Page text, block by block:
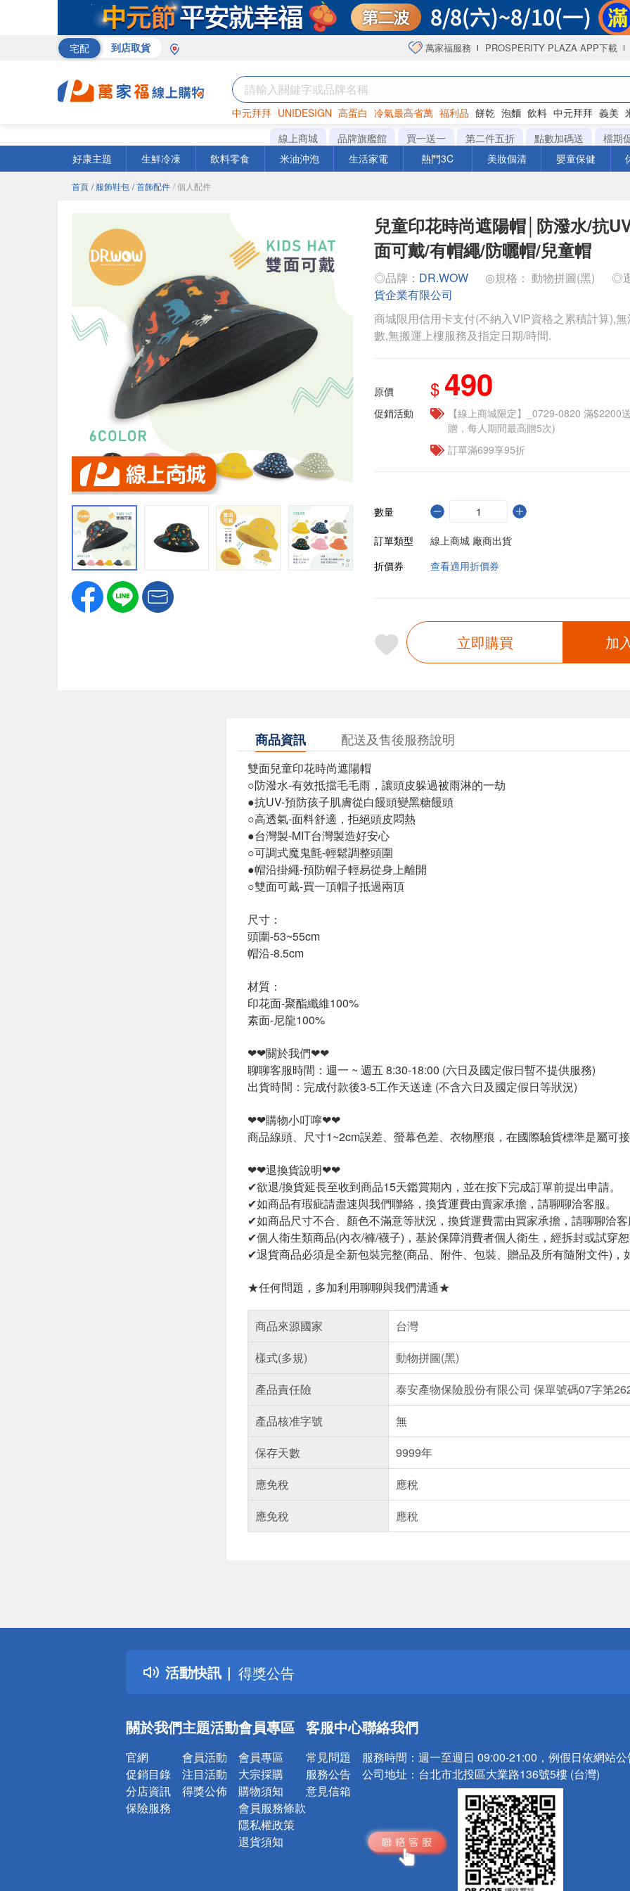
宅配 到店取貨 萬家福服務 PROSPERITY PLAZA APP下載
中元拜拜 UNIDESIGN 高蛋白 冷氣最高省萬 福利品 餅乾 泡麵 飲料 中元拜拜 義美
罐頭 咖啡 海苔
線上商城 品牌旗艦館 買一送一 第二件五折 點數加碼送
檔期
好康主題
生鮮冷凍 飲料零食 米油沖泡 生活家電 熱門3C 美妝個清 嬰童保健
首頁 / 服飾鞋包 / 首飾配件 / 個人配件
兒童印花時尚遮陽帽│防潑水/抗
面可戴/有帽繩/防曬帽/兒童帽
◎品牌： DR.WOW ◎規格： 動物拼圖(黑)
◎
貨企業有限公司
商城限用信用卡支付(不納入VIP資格之累積計算),
數,無搬運上樓服務及指定日期/時間.
原價 $ 490
促銷活動
【線上商城限定】_0729-0820 滿$2200
贈，每人期間最高贈5次)
訂單滿699享95折
數量
訂單類型
線上商城 廠商出貨
折價券
查看適用折價券
立即購買 加
商品資訊 配送及售後服務說明
雙面兒童印花時尚遮陽帽
○防潑水-有效抵擋毛毛雨，讓頭皮躲過被雨淋的一劫
●抗UV-預防孩子肌膚從白饅頭變黑糖饅頭
○高透氣-面料舒適，拒絕頭皮悶熱
●台灣製-MIT台灣製造好安心
○可調式魔鬼氈-輕鬆調整頭圍
●帽沿掛繩-預防帽子輕易從身上離開
○雙面可戴-買一頂帽子抵過兩頂
尺寸：
頭圍-53~55cm
帽沿-8.5cm
材質：
印花面-聚酯纖維100%
素面-尼龍100%
❤❤關於我們❤❤
聊聊客服時間：週一 ~ 週五 8:30-18:00 (六日及國定假日暫不提供服務)
出貨時間：完成付款後3-5工作天送達 (不含六日及國定假日等狀況)
❤❤購物小叮嚀❤❤
商品線頭、尺寸1~2cm誤差、螢幕色差、衣物壓痕，在國際驗貨標準是屬可
❤❤退換貨說明❤❤
✔欲退/換貨延長至收到商品15天鑑賞期內，並在按下完成訂單前提出申請。
✔如商品有瑕疵請盡速與我們聯絡，換貨運費由賣家承擔，請聊聊洽客服。
✔如商品尺寸不合、顏色不滿意等狀況，換貨運費需由買家承擔，請聊聊洽
✔個人衛生類商品(內衣/褲/襪子)，基於保障消費者個人衛生，經拆封或試穿
✔退貨商品必須是全新包裝完整(商品、附件、包裝、贈品及所有隨附文件)，
★任何問題，多加利用聊聊與我們溝通★
商品來源國家
台灣
樣式(多規)
動物拼圖(黑)
產品責任險
泰安產物保險股份有限公司 保單號碼07字第
產品核准字號
無
保存天數
9999年
應免稅
應稅
應免稅
應稅
活動快訊
詐騙網頁！請小心！
得獎公告
熱門話題
銀行優惠
詐騙網頁！請小心！
關於我們
官網
促銷目錄
分店資訊
保險服務
主題活動
會員活動
注目活動
得獎公佈
會員專區
會員專區
大宗採購
購物須知
會員服務條款
隱私權政策
退貨須知
客服中心
常見問題
服務公告
意見信箱
聯絡我們
服務時間： 週一至週日 09:00-21:00，例假日依網站
公司地址： 台北市北投區大業路136號5樓 (台灣)